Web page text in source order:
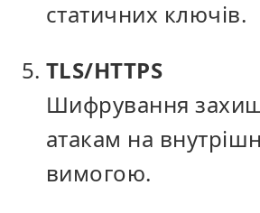
статичних ключів.
TLS/HTTPS
Шифрування
атакам на
вимогою.